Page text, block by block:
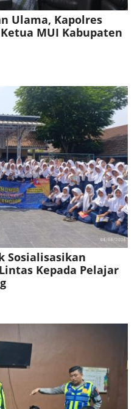
Ulama, Kapolres
MUI Kabupaten
Sosialisasikan
Kepada Pelajar